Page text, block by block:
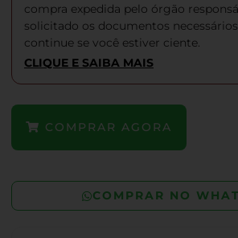
compra expedida pelo órgão
solicitado os documentos
continue se você estiver ciente.
CLIQUE E SAIBA MAIS
COMPRAR AGORA
COMPRAR NO